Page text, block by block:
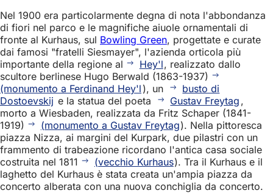
Nel 1900 era particolarmente degna di nota l'abbondanza
di fiori nel parco e le magnifiche aiuole ornamentali di
fronte al Kurhaus, sul Bowling Green, progettate e curate
dai famosi "fratelli Siesmayer", l'azienda orticola più
importante della regione al
Hey'l, realizzato dallo
scultore berlinese Hugo Berwald (1863-1937)
(monumento a Ferdinand Hey'l ), un
busto di
Dostoevskij e la statua del poeta Gustav Freytag ,
morto a Wiesbaden, realizzata da Fritz Schaper (1841-
1919)
(monumento a Gustav Freytag). Nella pittoresca
piazza Nizza, ai margini del Kurpark, due pilastri con un
frammento di trabeazione ricordano l'antica casa sociale
costruita nel 1811
(vecchio Kurhaus). Tra il Kurhaus e il
laghetto del Kurhaus è stata creata un'ampia piazza da
concerto alberata con una nuova conchiglia da concerto.